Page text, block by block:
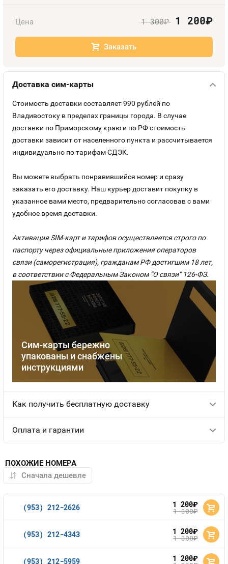
Контакты
Цена 1 300руб. 1 200руб.
Заказать
Доставка сим-карты
Сим-карты бережно
упакованы и снабжены
инструкциями
Стоимость доставки составляет 990 рублей по
Владивостоку в пределах границы города. В случае
доставки по Приморскому краю и по РФ стоимость
доставки зависит от населенного пункта и рассчитывается
индивидуально по тарифам СДЭК.
Вы можете выбрать понравившийся номер и сразу
заказать его доставку. Наш курьер доставит покупку в
указанное вами место, предварительно согласовав с вами
удобное время доставки.
Активация SIM-карт и тарифов осуществляется строго по
паспорту через официальные приложения операторов
связи (саморегистрация), гражданам РФ достигшим 18 лет,
в соответствии с Федеральным Законом “О связи” 126-ФЗ.
Как получить бесплатную доставку
Оплата и гарантии
ПОХОЖИЕ НОМЕРА
(953) 212-2626 1 200руб.
1 300руб.
(953) 212-4343 1 200руб.
1 300руб.
(953) 212-5959 1 200руб.